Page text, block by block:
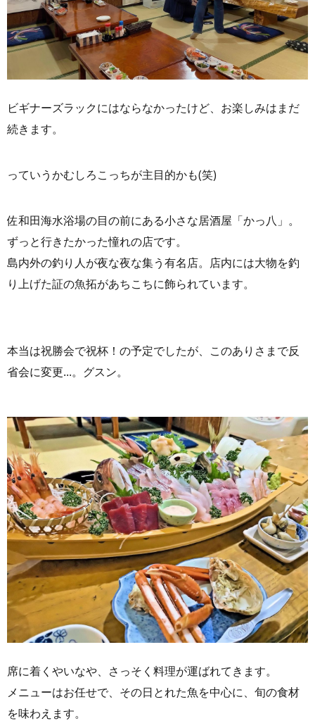
ビギナーズラックにはならなかったけど、お楽しみはまだ
続きます。
っていうかむしろこっちが主目的かも(笑)
佐和田海水浴場の目の前にある小さな居酒屋「かっ八」。
ずっと行きたかった憧れの店です。
島内外の釣り人が夜な夜な集う有名店。店内には大物を釣
り上げた証の魚拓があちこちに飾られています。
本当は祝勝会で祝杯！の予定でしたが、このありさまで反
省会に変更...。グスン。
席に着くやいなや、さっそく料理が運ばれてきます。
メニューはお任せで、その日とれた魚を中心に、旬の食材
を味わえます。